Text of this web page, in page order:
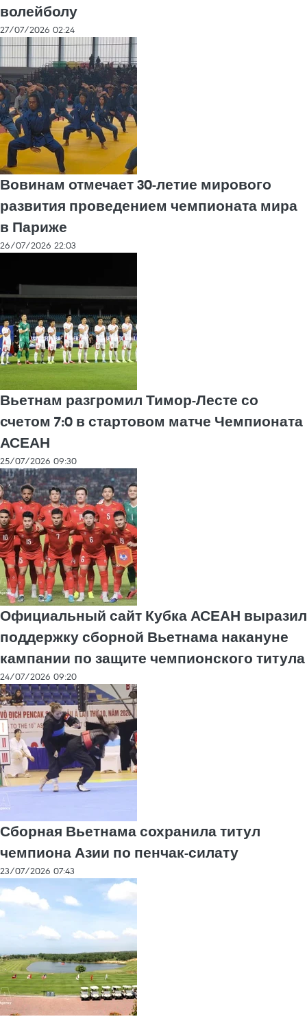
волейболу
27/07/2026 02:24
Вовинам отмечает 30-летие мирового
развития проведением чемпионата мира
в Париже
26/07/2026 22:03
Вьетнам разгромил Тимор-Лесте со
счетом 7:0 в стартовом матче Чемпионата
АСЕАН
25/07/2026 09:30
Официальный сайт Кубка АСЕАН выразил
поддержку сборной Вьетнама накануне
кампании по защите чемпионского титула
24/07/2026 09:20
Сборная Вьетнама сохранила титул
чемпиона Азии по пенчак-силату
23/07/2026 07:43